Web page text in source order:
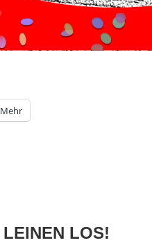
Mehr
LOS!